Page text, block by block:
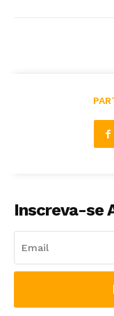
Inscreva-se